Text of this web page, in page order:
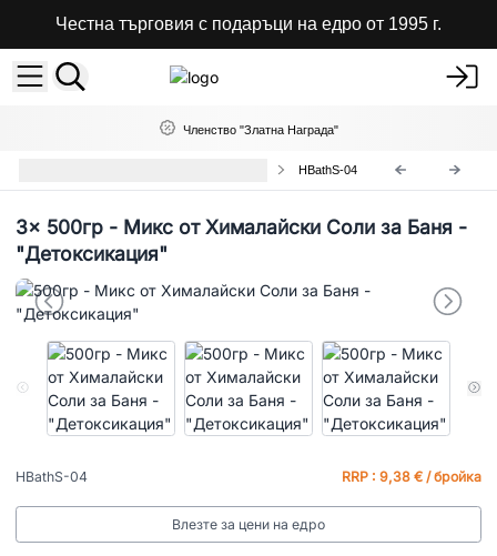
Честна търговия с подаръци на едро от 1995 г.
Членство "Златна Награда"
HBathS-04
3x 500гр - Микс от Хималайски Соли за Баня -
"Детоксикация"
HBathS-04 RRP : 9,38 € / бройка
Влезте за цени на едро